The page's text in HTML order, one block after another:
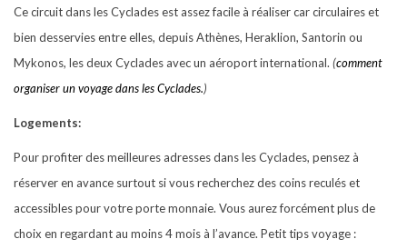
Ce circuit dans les Cyclades est assez facile à réaliser car circulaires et
bien desservies entre elles, depuis Athènes, Heraklion, Santorin ou
Mykonos, les deux Cyclades avec un aéroport international. (comment
organiser un voyage dans les Cyclades.)
Logements:
Pour profiter des meilleures adresses dans les Cyclades, pensez à
réserver en avance surtout si vous recherchez des coins reculés et
accessibles pour votre porte monnaie. Vous aurez forcément plus de
choix en regardant au moins 4 mois à l’avance. Petit tips voyage :